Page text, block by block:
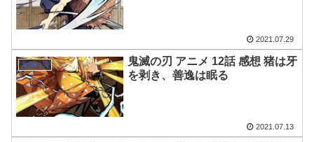
2021.07.29
鬼滅の刃
鬼滅の刃 アニメ 12話 感想 猪は牙
を剥き、善逸は眠る
2021.07.13